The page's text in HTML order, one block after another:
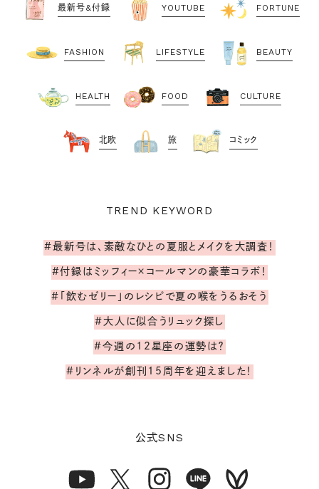
最新号&付録 YOUTUBE FORTUNE
FASHION LIFESTYLE BEAUTY
HEALTH FOOD CULTURE
北欧 旅 コミック
TREND KEYWORD
#最新号は、素敵なひとの夏服とメイクを大調査！
#付録はミッフィー×コールマンの豪華コラボ！
#「飲むゼリー」のレシピで夏の喉をうるおそう
#大人に似合うリュック探し
#今週の12星座の運勢は？
#リンネルが創刊15周年を迎えました！
公式SNS